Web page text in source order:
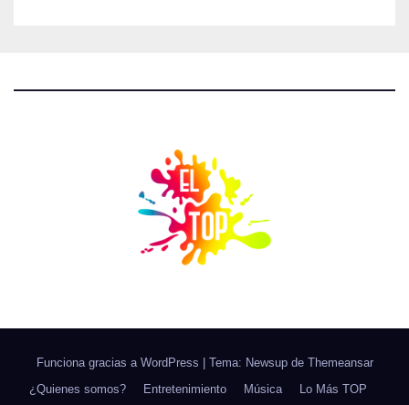
Funciona gracias a WordPress Tema: Newsup de Themeansar
¿Quienes somos?
Entretenimiento Música Lo Más TOP